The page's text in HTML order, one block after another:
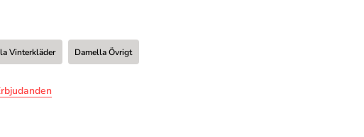
Vinterkläder Damella Övrigt